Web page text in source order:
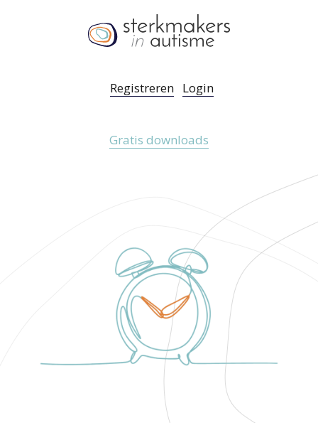
Registreren Login
Gratis downloads